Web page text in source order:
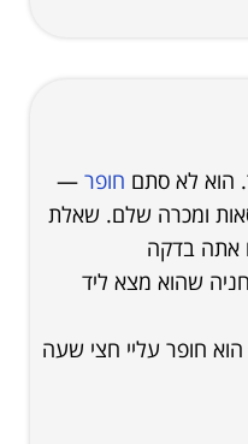
הוא לא סתם חופר —
ומכרה שלם. שאלת
אתה בדקה
שהוא מצא ליד
חופר עליי חצי שעה